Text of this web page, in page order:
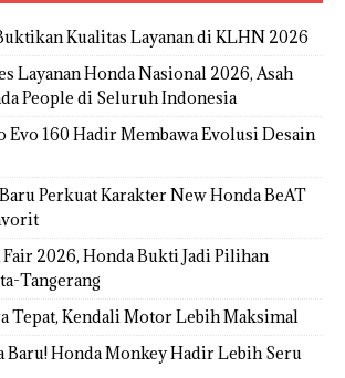
Kualitas Layanan di KLHN 2026
Layanan Honda Nasional 2026, Asah
People di Seluruh Indonesia
Evo 160 Hadir Membawa Evolusi Desain
Perkuat Karakter New Honda BeAT
Fair 2026, Honda Bukti Jadi Pilihan
Tangerang
Tepat, Kendali Motor Lebih Maksimal
Baru! Honda Monkey Hadir Lebih Seru